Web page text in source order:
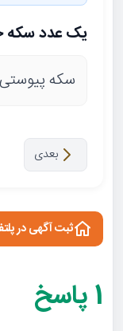
یک عدد سکه
سکه
بعدی
ثبت آگهی در
1پاسخ